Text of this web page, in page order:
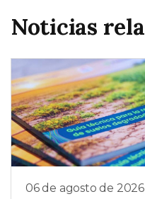
Noticias
06 de agosto de 2026